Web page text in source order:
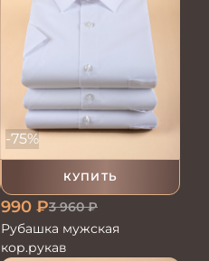
КУПИТЬ
-75%
990 ₽3 960₽
Рубашка мужская
кор.рукав